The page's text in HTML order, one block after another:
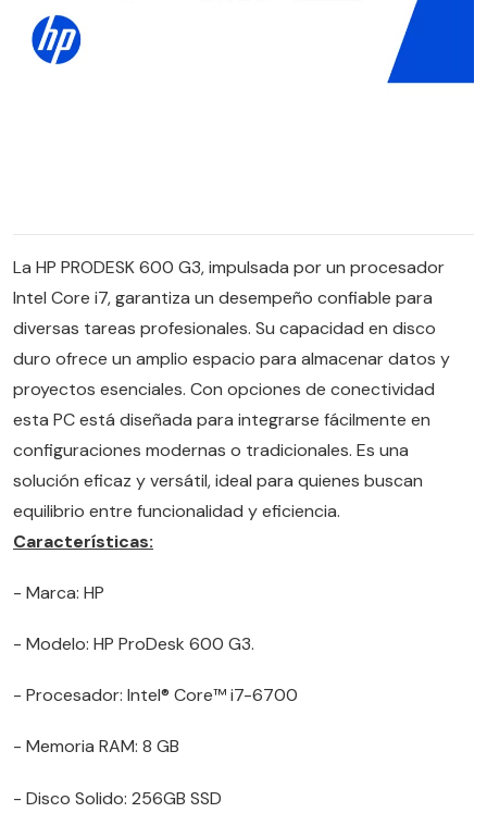
La HP PRODESK 600 G3, impulsada por un procesador
Intel Core i7, garantiza un desempeño confiable para
diversas tareas profesionales. Su capacidad en disco
duro ofrece un amplio espacio para almacenar datos y
proyectos esenciales. Con opciones de conectividad
esta PC está diseñada para integrarse fácilmente en
configuraciones modernas o tradicionales. Es una
solución eficaz y versátil, ideal para quienes buscan
equilibrio entre funcionalidad y eficiencia.
Características:
- Marca: HP
- Modelo: HP ProDesk 600 G3.
- Procesador: Intel® Core™ i7-6700
- Memoria RAM: 8 GB
- Disco Solido: 256GB SSD